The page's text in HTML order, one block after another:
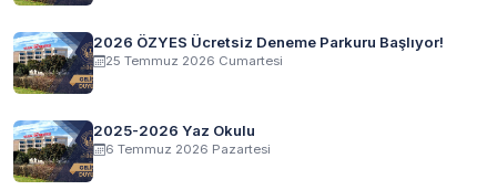
2026 ÖZYES Ücretsiz Deneme Parkuru Başlıyor!
25 Temmuz 2026 Cumartesi
2025-2026 Yaz Okulu
6 Temmuz 2026 Pazartesi